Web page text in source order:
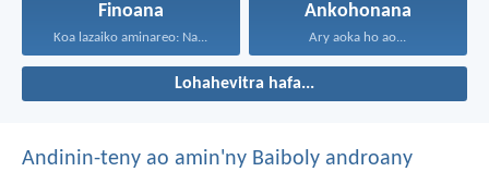
Finoana
Koa lazaiko aminareo: Na...
Ankohonana
Ary aoka ho ao...
Lohahevitra hafa...
Andinin-teny ao amin'ny Baiboly androany